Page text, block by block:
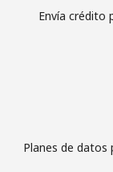
Envía crédito
Planes de